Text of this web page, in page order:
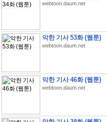
webtoon.daum.net
악한 기사 53화 (웹툰)
webtoon.daum.net
악한 기사 46화 (웹툰)
webtoon.daum.net